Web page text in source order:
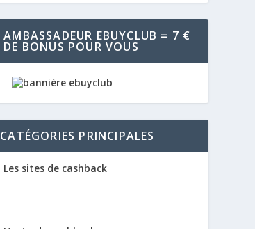
AMBASSADEUR EBUYCLUB = 7 €
DE BONUS POUR VOUS
CATÉGORIES PRINCIPALES
Les sites de cashback